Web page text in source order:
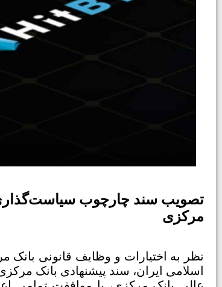
تصویب سند چارچوب سیاست­‌گذاری
مرکزی